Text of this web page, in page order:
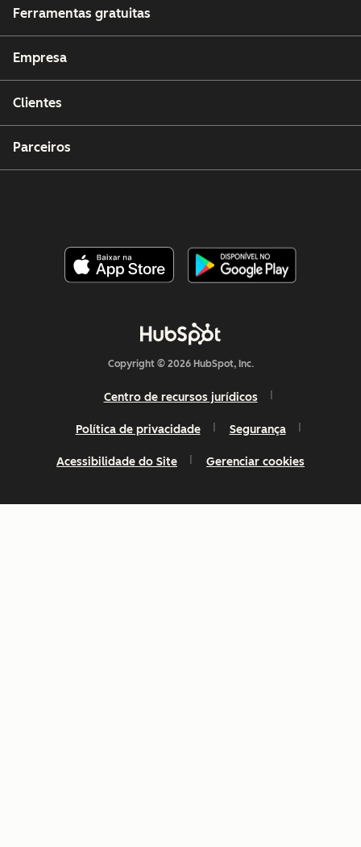
Ferramentas gratuitas
Empresa
Clientes
Parceiros
Copyright © 2026 HubSpot, Inc.
Centro de recursos jurídicos
Política de privacidade Segurança
Acessibilidade do Site Gerenciar cookies